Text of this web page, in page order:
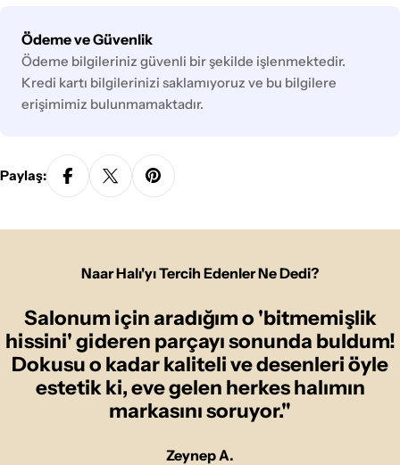
Ödeme ve Güvenlik
Ödeme
yöntemleri
Ödeme bilgileriniz güvenli bir şekilde işlenmektedir.
Kredi kartı bilgilerinizi saklamıyoruz ve bu bilgilere
erişimimiz bulunmamaktadır.
Paylaş:
Naar Halı'yı Tercih Edenler Ne Dedi?
Salonum için aradığım o 'bitmemişlik
hissini' gideren parçayı sonunda buldum!
Dokusu o kadar kaliteli ve desenleri öyle
estetik ki, eve gelen herkes halımın
markasını soruyor."
Zeynep A.